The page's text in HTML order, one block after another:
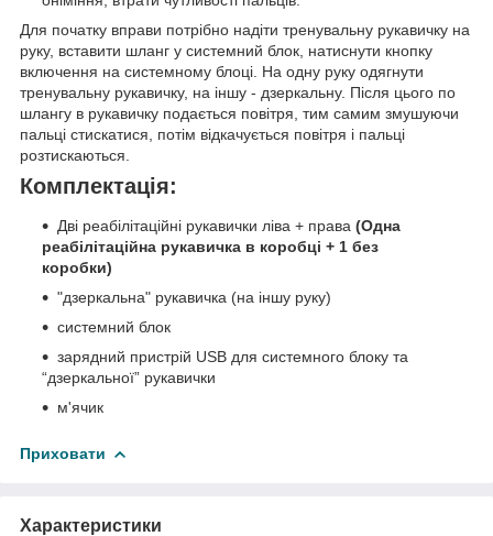
Для початку вправи потрібно надіти тренувальну рукавичку на
руку, вставити шланг у системний блок, натиснути кнопку
включення на системному блоці. На одну руку одягнути
тренувальну рукавичку, на іншу - дзеркальну. Після цього по
шлангу в рукавичку подається повітря, тим самим змушуючи
пальці стискатися, потім відкачується повітря і пальці
розтискаються.
Комплектація:
Дві реабілітаційні рукавички ліва + права (Одна
реабілітаційна рукавичка в коробці + 1 без
коробки)
"дзеркальна" рукавичка (на іншу руку)
системний блок
зарядний пристрій USB для системного блоку та
“дзеркальної” рукавички
м'ячик
Приховати
Характеристики